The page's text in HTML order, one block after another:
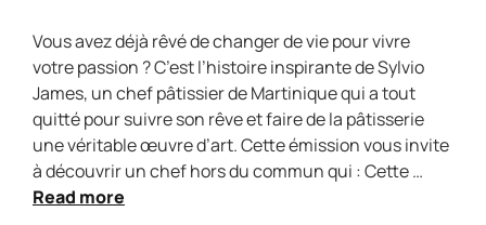
Vous avez déjà rêvé de changer de vie pour vivre
votre passion ? C’est l’histoire inspirante de Sylvio
James, un chef pâtissier de Martinique qui a tout
quitté pour suivre son rêve et faire de la pâtisserie
une véritable œuvre d’art. Cette émission vous invite
à découvrir un chef hors du commun qui : Cette …
Read more